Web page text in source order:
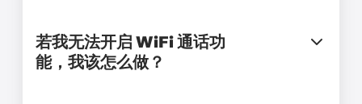
若我无法开启 WiFi 通话功
能，我该怎么做？